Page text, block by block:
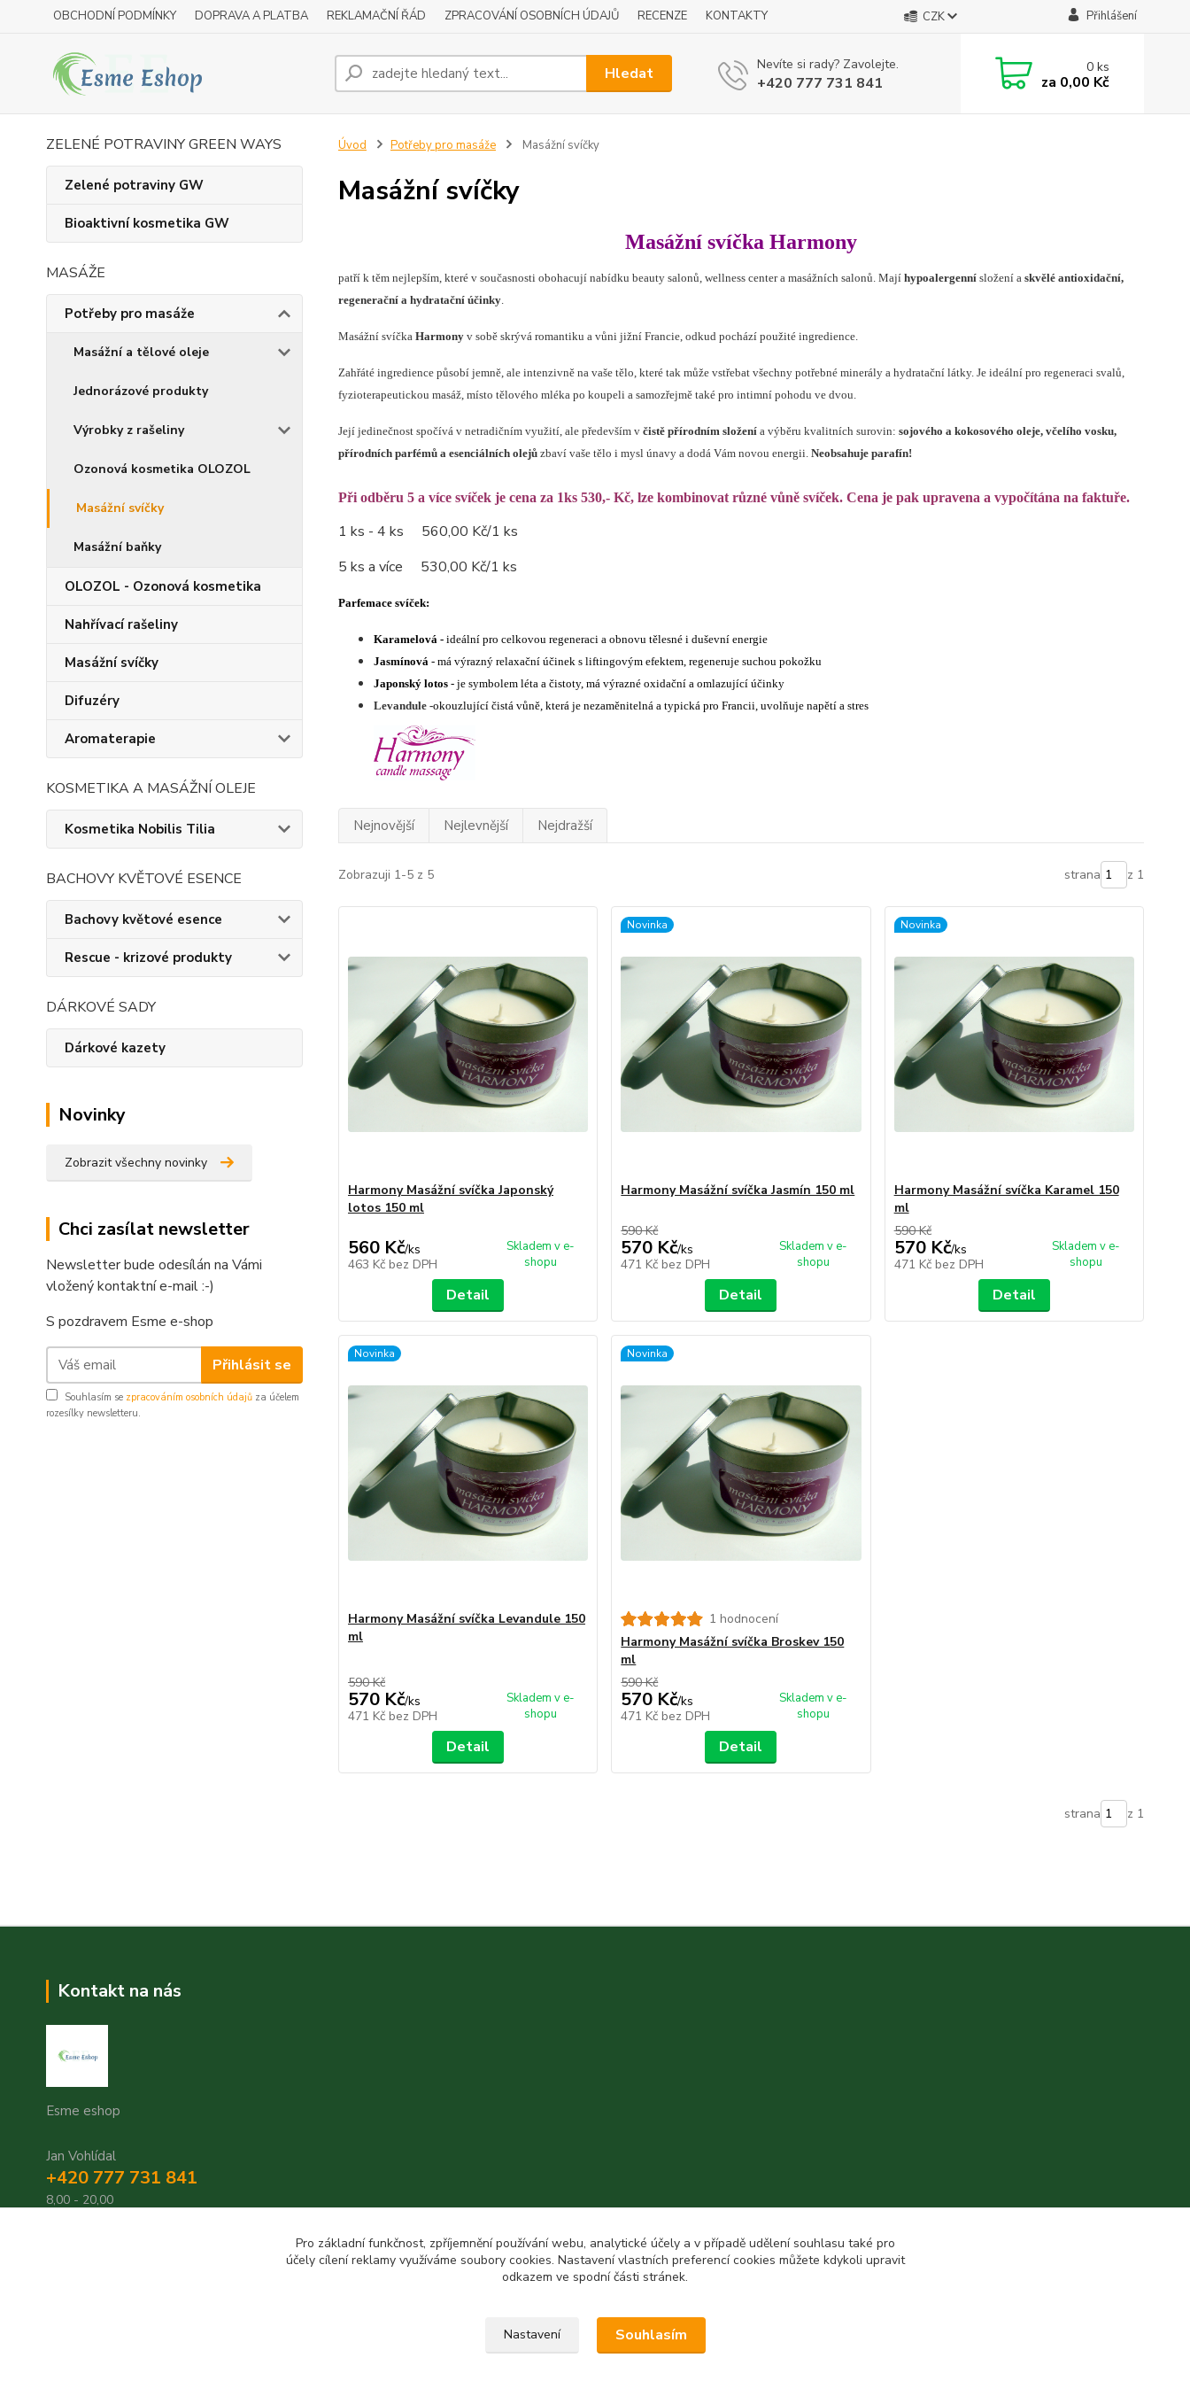
OBCHODNÍ PODMÍNKY DOPRAVA A PLATBA REKLAMAČNÍ ŘÁD ZPRACOVÁNÍ OSOBNÍCH ÚDAJŮ RECENZE KONTAKTY CZK Přihlášení
Hledat Nevíte si rady? Zavolejte.
+420 777 731 841
0ks
za 0,00 Kč
ZELENÉ POTRAVINY GREEN WAYS
Zelené potraviny GW
Bioaktivní kosmetika GW
MASÁŽE
Potřeby pro masáže
Masážní a tělové oleje
Jednorázové produkty
Výrobky z rašeliny
Ozonová kosmetika OLOZOL
Masážní svíčky
Masážní baňky
OLOZOL - Ozonová kosmetika
Nahřívací rašeliny
Masážní svíčky
Difuzéry
Aromaterapie
KOSMETIKA A MASÁŽNÍ OLEJE
Kosmetika Nobilis Tilia
BACHOVY KVĚTOVÉ ESENCE
Bachovy květové esence
Rescue - krizové produkty
DÁRKOVÉ SADY
Dárkové kazety
Novinky
Zobrazit všechny novinky
Chci zasílat newsletter
Newsletter bude odesílán na Vámi
vložený kontaktní e-mail :-)
S pozdravem Esme e-shop
Přihlásit se
Souhlasím se zpracováním osobních údajů za účelem
rozesílky newsletteru.
Úvod Potřeby pro masáže Masážní svíčky
Masážní svíčky
Masážní svíčka Harmony
patří k těm nejlepším, které v současnosti obohacují nabídku beauty salonů, wellness center a masážních salonů. Mají hypoalergennísložení a skvělé antioxidační,
regenerační a hydratační účinky.
Masážní svíčka Harmonyv sobě skrývá romantiku a vůni jižní Francie, odkud pochází použité ingredience.
Zahřáté ingredience působí jemně, ale intenzivně na vaše tělo, které tak může vstřebat všechny potřebné minerály a hydratační látky. Je ideální pro regeneraci svalů,
fyzioterapeutickou masáž, místo tělového mléka po koupeli a samozřejmě také pro intimní pohodu ve dvou.
Její jedinečnost spočívá v netradičním využití, ale především v čistě přírodním složenía výběru kvalitních surovin: sojového a kokosového oleje, včelího vosku,
přírodních parfémů a esenciálních olejůzbaví vaše tělo i mysl únavy a dodá Vám novou energii. Neobsahuje parafín!
Při odběru 5 a více svíček je cena za 1ks 530,- Kč, lze kombinovat různé vůně svíček. Cena je pak upravena a vypočítána na faktuře.
1 ks - 4 ks 560,00 Kč/1 ks
5 ks a více 530,00 Kč/1 ks
Parfemace svíček:
Karamelová - ideální pro celkovou regeneraci a obnovu tělesné i duševní energie
Jasmínová- má výrazný relaxační účinek s liftingovým efektem, regeneruje suchou pokožku
Japonský lotos- je symbolem léta a čistoty, má výrazné oxidační a omlazující účinky
Levandule -okouzlující čistá vůně, která je nezaměnitelná a typická pro Francii, uvolňuje napětí a stres
Nejnovější Nejlevnější Nejdražší
Zobrazuji 1-5 z 5 strana z 1
Harmony Masážní svíčka Japonský
lotos 150 ml
560 Kč/ks
463 Kč bez DPH
Skladem v e-
shopu
Detail
Novinka
Harmony Masážní svíčka Jasmín 150 ml
590 Kč
570 Kč/ks
471 Kč bez DPH
Skladem v e-
shopu
Detail
Novinka
Harmony Masážní svíčka Karamel 150
ml
590 Kč
570 Kč/ks
471 Kč bez DPH
Skladem v e-
shopu
Detail
Novinka
Harmony Masážní svíčka Levandule 150
ml
590 Kč
570 Kč/ks
471 Kč bez DPH
Skladem v e-
shopu
Detail
Novinka
1 hodnocení
Harmony Masážní svíčka Broskev 150
ml
590 Kč
570 Kč/ks
471 Kč bez DPH
Skladem v e-
shopu
Detail
strana z 1
Kontakt na nás
Esme eshop
Jan Vohlídal
+420 777 731 841
8,00 - 20,00
Pro základní funkčnost, zpříjemnění používání webu, analytické účely a v případě udělení souhlasu také pro
účely cílení reklamy využíváme soubory cookies. Nastavení vlastních preferencí cookies můžete kdykoli upravit
odkazem ve spodní části stránek.
Nastavení Souhlasím